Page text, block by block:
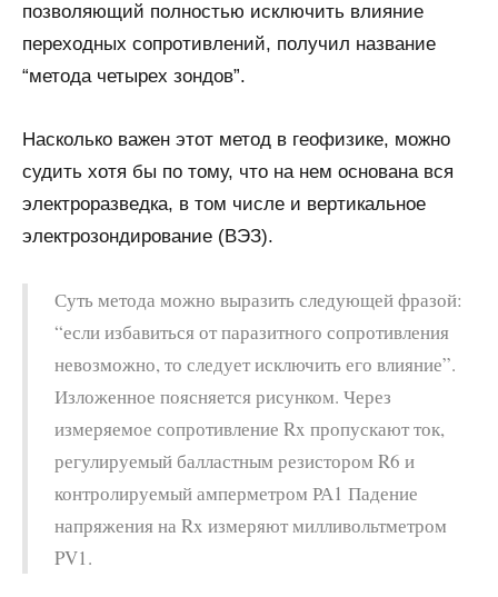
позволяющий полностью исключить влияние
переходных сопротивлений, получил название
“метода четырех зондов”.
Насколько важен этот метод в геофизике, можно
судить хотя бы по тому, что на нем основана вся
электроразведка, в том числе и вертикальное
электрозондирование (ВЭЗ).
Суть метода можно выразить следующей фразой:
“если избавиться от паразитного сопротивления
невозможно, то следует исключить его влияние”.
Изложенное поясняется рисунком. Через
измеряемое сопротивление Rx пропускают ток,
регулируемый балластным резистором R6 и
контролируемый амперметром РА1 Падение
напряжения на Rx измеряют милливольтметром
PV1.